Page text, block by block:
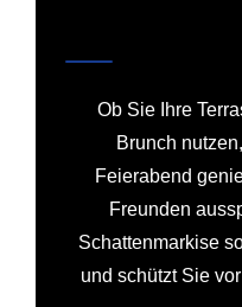
Ob Sie Ihre
Brunch
Feierabend
Freunden
Schattenmarkise
und schützt Sie